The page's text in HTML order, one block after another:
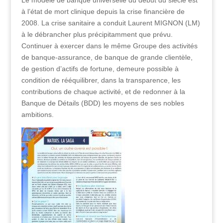
à l’état de mort clinique depuis la crise financière de
2008. La crise sanitaire a conduit Laurent MIGNON (LM)
à le débrancher plus précipitamment que prévu.
Continuer à exercer dans le même Groupe des activités
de banque-assurance, de banque de grande clientèle,
de gestion d’actifs de fortune, demeure possible à
condition de rééquilibrer, dans la transparence, les
contributions de chaque activité, et de redonner à la
Banque de Détails (BDD) les moyens de ses nobles
ambitions.